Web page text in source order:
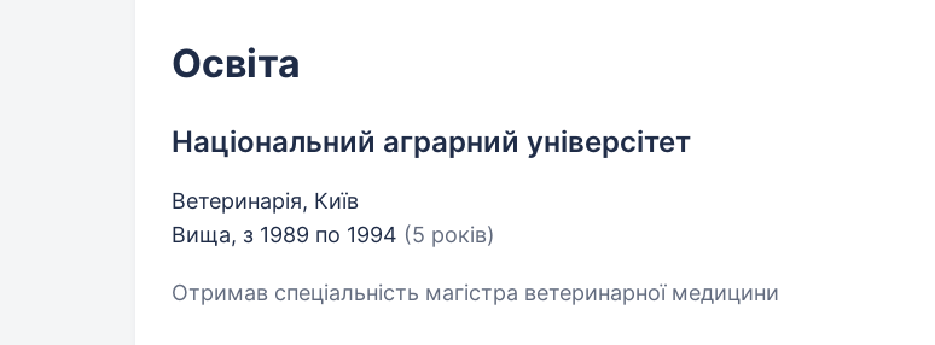
Освіта
Національний аграрний універсітет
Ветеринарія, Київ
Вища, з 1989 по 1994 (5 років)
Отримав спеціальність магістра ветеринарної медицини